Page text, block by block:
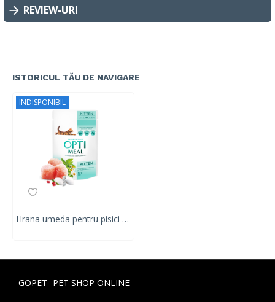
REVIEW-URI
ISTORICUL TĂU DE NAVIGARE
INDISPONIBIL
Hrana umeda pentru pisici junior, Super Premium OPTIMEAL WET FOOD OPTIMEAL, pui, 85g
GOPET- PET SHOP ONLINE